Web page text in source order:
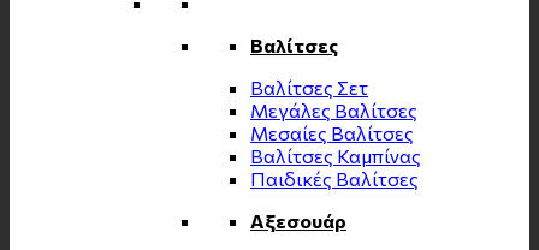
Βαλίτσες
Βαλίτσες Σετ
Μεγάλες Βαλίτσες
Μεσαίες Βαλίτσες
Βαλίτσες Καμπίνας
Παιδικές Βαλίτσες
Αξεσουάρ